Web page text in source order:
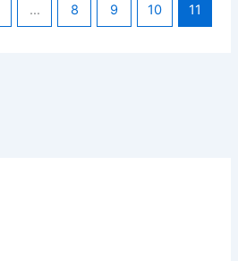
… 8 9 10 11